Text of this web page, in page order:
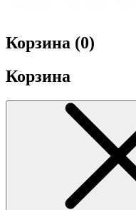
Корзина (0)
Корзина